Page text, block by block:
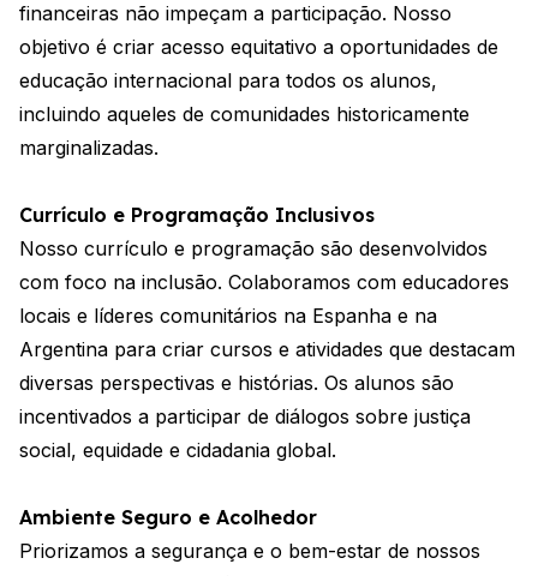
financeiras não impeçam a participação. Nosso
objetivo é criar acesso equitativo a oportunidades de
educação internacional para todos os alunos,
incluindo aqueles de comunidades historicamente
marginalizadas.
Currículo e Programação Inclusivos
Nosso currículo e programação são desenvolvidos
com foco na inclusão. Colaboramos com educadores
locais e líderes comunitários na Espanha e na
Argentina para criar cursos e atividades que destacam
diversas perspectivas e histórias. Os alunos são
incentivados a participar de diálogos sobre justiça
social, equidade e cidadania global.
Ambiente Seguro e Acolhedor
Priorizamos a segurança e o bem-estar de nossos